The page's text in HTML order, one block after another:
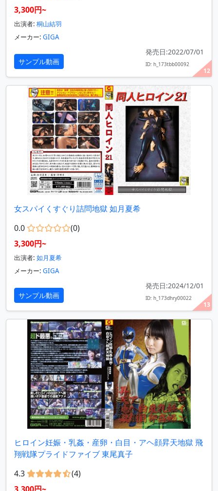
12
3,300円~
出演者: 桐山結羽
メーカー: GIGA
サンプル動画
発売日:2022/07/01
ID: h_173tbb00092
13
女スパイくすぐり詰問地獄 如月夏希
0.0
(0)
3,300円~
出演者: 如月夏希
メーカー: GIGA
サンプル動画
発売日:2024/12/01
ID: h_173dhry00022
ヒロイン妊娠・乳姦・産卵・白目・アヘ顔昇天地獄 飛
翔戦隊プライドファイブ 東尾真子
4.3
(4)